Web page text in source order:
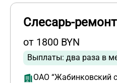
Слесарь-
от 1800 BYN
Выплаты: два раза в
ОАО “Жабинковский